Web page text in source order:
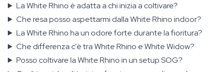
La White Rhino è adatta a chi inizia a coltivare?
Che resa posso aspettarmi dalla White Rhino indoor?
La White Rhino ha un odore forte durante la fioritura?
Che differenza c'è tra White Rhino e White Widow?
Posso coltivare la White Rhino in un setup SOG?